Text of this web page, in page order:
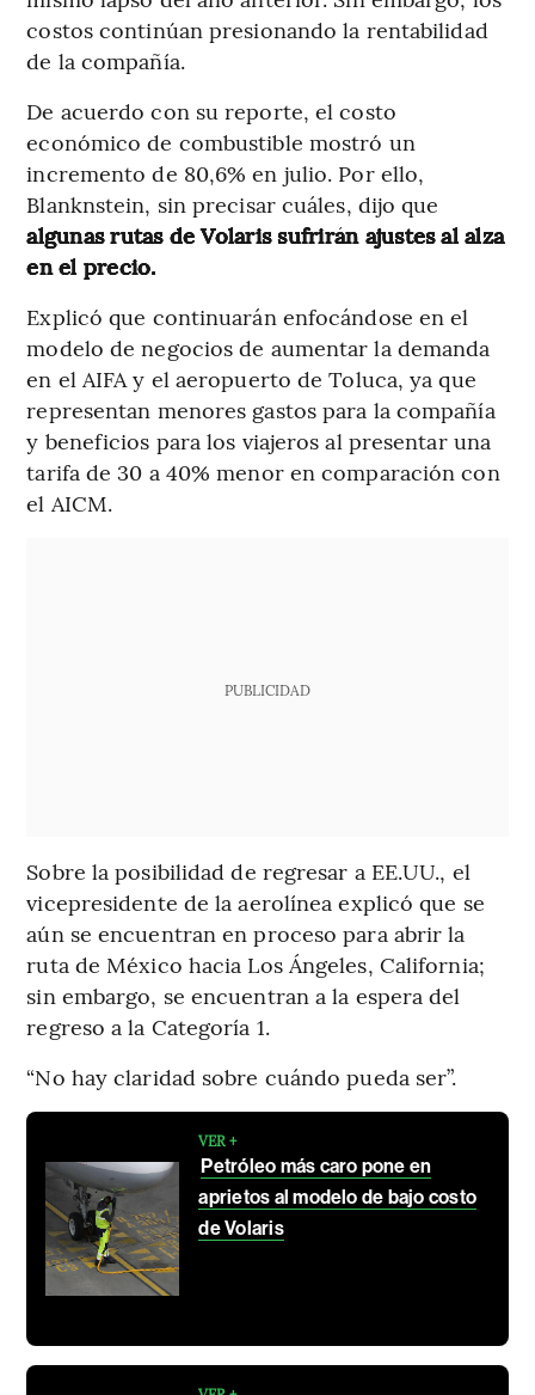
costos continúan presionando la rentabilidad
de la compañía.
De acuerdo con su reporte, el costo
económico de combustible mostró un
incremento de 80,6% en julio. Por ello,
Blanknstein, sin precisar cuáles, dijo que
algunas rutas de Volaris sufrirán ajustes al alza
en el precio.
Explicó que continuarán enfocándose en el
modelo de negocios de aumentar la demanda
en el AIFA y el aeropuerto de Toluca, ya que
representan menores gastos para la compañía
y beneficios para los viajeros al presentar una
tarifa de 30 a 40% menor en comparación con
el AICM.
PUBLICIDAD
Sobre la posibilidad de regresar a EE.UU., el
vicepresidente de la aerolínea explicó que se
aún se encuentran en proceso para abrir la
ruta de México hacia Los Ángeles, California;
sin embargo, se encuentran a la espera del
regreso a la Categoría 1.
“No hay claridad sobre cuándo pueda ser”.
VER +
Petróleo más caro pone en
aprietos al modelo de bajo costo
de Volaris